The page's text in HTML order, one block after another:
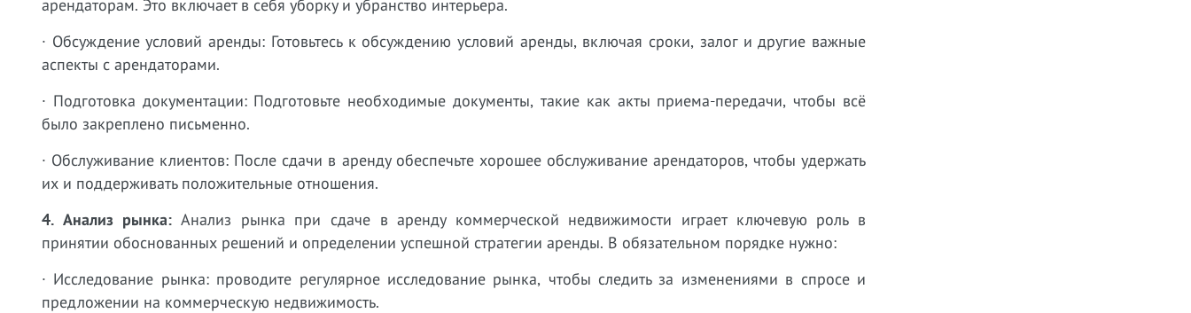
арендаторам. Это включает в себя уборку и убранство интерьера.
· Обсуждение условий аренды: Готовьтесь к обсуждению условий аренды, включая сроки, залог и другие важные
аспекты с арендаторами.
· Подготовка документации: Подготовьте необходимые документы, такие как акты приема-передачи, чтобы всё
было закреплено письменно.
· Обслуживание клиентов: После сдачи в аренду обеспечьте хорошее обслуживание арендаторов, чтобы удержать
их и поддерживать положительные отношения.
4. Анализ рынка: Анализ рынка при сдаче в аренду коммерческой недвижимости играет ключевую роль в
принятии обоснованных решений и определении успешной стратегии аренды. В обязательном порядке нужно:
· Исследование рынка: проводите регулярное исследование рынка, чтобы следить за изменениями в спросе и
предложении на коммерческую недвижимость.